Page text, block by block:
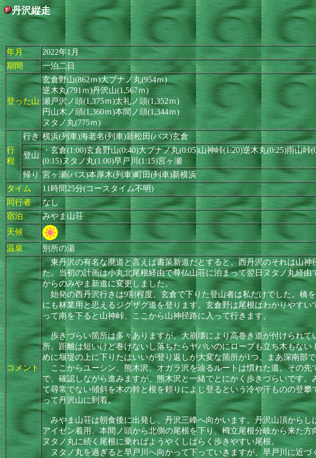
丹沢縦走
年月
2022年1月
期間
一泊二日
登った山
玄倉野山(862ｍ)大ブナノ丸(954ｍ)
逆木丸(791ｍ)丹沢山(1,567ｍ)
瀬戸沢ノ頭(1,375ｍ)太礼ノ頭(1,352ｍ)
円山木ノ頭(1,360ｍ)本間ノ頭(1,344ｍ)
ヌタノ丸(775ｍ)
行
程
行き 横浜(列車)海老名(列車)新松田(バス)玄倉
登山
・玄倉(1:00)玄倉野山(0:40)大ブナノ丸(0:05)山神峠(1:20)逆木丸(0:25)雨山
(0:15)ヌタノ丸(1:00)早戸川(1:15)宮ヶ瀬
帰り 宮ヶ瀬(バス)本厚木(列車)町田(列車)新横浜
タイム
11時間25分(コースタイム不明)
同行者
なし
宿泊
みやま山荘
天候
温泉
別所の湯
コメント
東丹沢の有名な廃道と言えば書策新道だとすると、西丹沢のそれは山神
た。当初の計画は小丸北尾根経由で尊仏山荘に泊まって翌日ヌタノ丸経
からのみやま新道に変更しました。
始発の西丹沢行きは9割程度、玄倉で下りた登山者は私だけでした。橋
にも林業用と思えるジグザグ道を登ります。玄倉野は尾根はわかりやす
って南を下ると山神峠、ここから山神径路に入って行きます。
歩きづらい箇所は多々ありますが、大崩壊により高巻き道が付けられて
所。距離は短いけど巻けないし落ちたらヤバいのにロープも立ち木もな
めに堰堤の上に下りたはいいが登り返しが大変な箇所が1つ。まあ深南部
ここからユーシン、熊木沢、オガラ沢を辿るルートは慣れた道。その先
で、確認しながら進みますが、熊木沢と一緒でとにかく歩きづらいです
て尋常でない傾斜を木の幹と根を頼りによじ登るという冷や汗ものの登
って丹沢山に到着。
みやま山荘は朝食後に出発し、丹沢三峰へ向かいます。丹沢山頂からし
アイゼン着用。本間ノ頭から北側の尾根を下り、栂立尾根分岐から来た
ヌタノ丸に続く尾根に乗ればようやくしばらく歩きやすい尾根。
ヌタノ丸を過ぎると早戸川へ向かって下っていきますが、早戸川に近づ